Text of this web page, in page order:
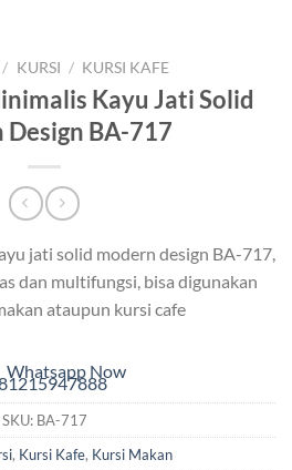
/ KURSI / KURSI KAFE
Kayu Jati Solid
BA-717
jati solid modern design BA-717,
dan multifungsi, bisa digunakan
ataupun kursi cafe
Whatsapp Now
SKU: BA-717
, Kursi Kafe, Kursi Makan